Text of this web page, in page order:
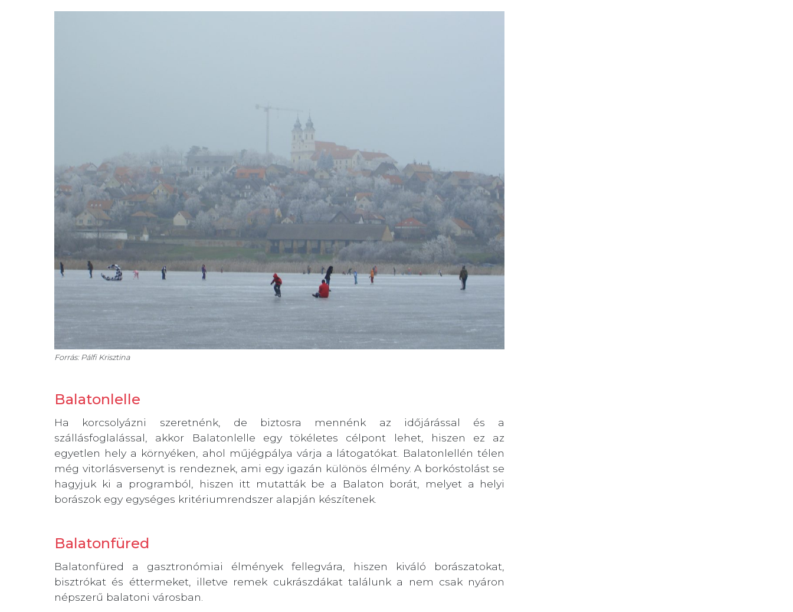
Forrás: Pálfi Krisztina
Balatonlelle
Ha korcsolyázni szeretnénk, de biztosra mennénk az időjárással és a
szállásfoglalással, akkor Balatonlelle egy tökéletes célpont lehet, hiszen ez az
egyetlen hely a környéken, ahol műjégpálya várja a látogatókat. Balatonlellén télen
még vitorlásversenyt is rendeznek, ami egy igazán különös élmény. A borkóstolást se
hagyjuk ki a programból, hiszen itt mutatták be a Balaton borát, melyet a helyi
borászok egy egységes kritériumrendszer alapján készítenek.
Balatonfüred
Balatonfüred a gasztronómiai élmények fellegvára, hiszen kiváló borászatokat,
bisztrókat és éttermeket, illetve remek cukrászdákat találunk a nem csak nyáron
népszerű balatoni városban.